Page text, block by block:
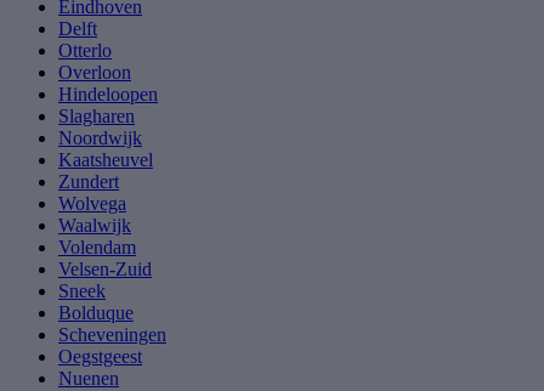
Eindhoven
Delft
Otterlo
Overloon
Hindeloopen
Slagharen
Noordwijk
Kaatsheuvel
Zundert
Wolvega
Waalwijk
Volendam
Velsen-Zuid
Sneek
Bolduque
Scheveningen
Oegstgeest
Nuenen